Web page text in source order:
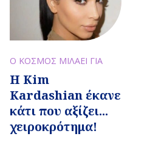
Ο ΚΟΣΜΟΣ ΜΙΛΑΕΙ ΓΙΑ
Η Kim
Kardashian έκανε
κάτι που αξίζει...
χειροκρότημα!